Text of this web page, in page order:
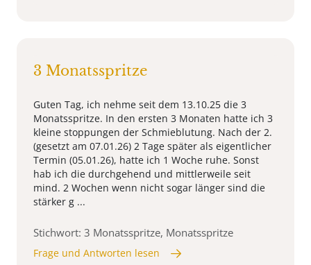
3 Monatsspritze
Guten Tag, ich nehme seit dem 13.10.25 die 3
Monatsspritze. In den ersten 3 Monaten hatte ich 3
kleine stoppungen der Schmieblutung. Nach der 2.
(gesetzt am 07.01.26) 2 Tage später als eigentlicher
Termin (05.01.26), hatte ich 1 Woche ruhe. Sonst
hab ich die durchgehend und mittlerweile seit
mind. 2 Wochen wenn nicht sogar länger sind die
stärker g ...
Stichwort: 3 Monatsspritze, Monatsspritze
Frage und Antworten lesen